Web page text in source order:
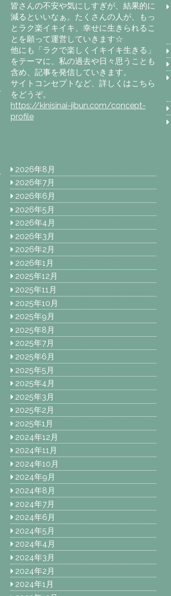
皆さんの不安や気にしすぎが、結果的に
減るといいなぁ。たくさんの人が、もっ
とラク楽イキイキ、幸せに生きられるこ
とを願って運営していきます☆
他にも「ラクで楽しくイキイキ生きる」
をテーマに、私の過去や日々思うことも
含め、記事を発信していきます。
サイトコンセプトなど、詳しくはこちら
をどうぞ。
https://kinisinai-jibun.com/concept-
profile
2026年8月
2026年7月
2026年6月
2026年5月
2026年4月
2026年3月
2026年2月
2026年1月
2025年12月
2025年11月
2025年10月
2025年9月
2025年8月
2025年7月
2025年6月
2025年5月
2025年4月
2025年3月
2025年2月
2025年1月
2024年12月
2024年11月
2024年10月
2024年9月
2024年8月
2024年7月
2024年6月
2024年5月
2024年4月
2024年3月
2024年2月
2024年1月